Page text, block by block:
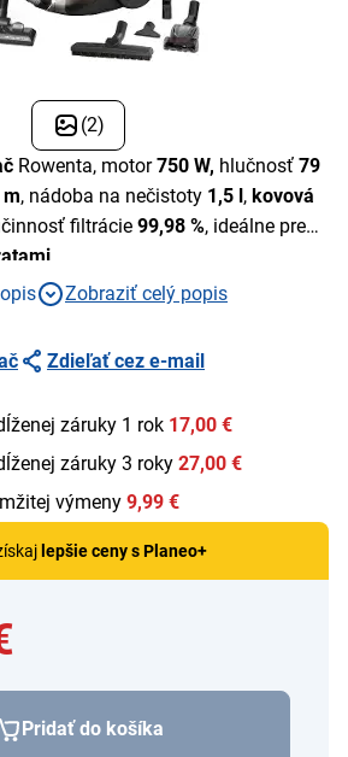
(2)
Rowenta, motor750 W, hlučnosť 79
, nádoba na nečistoty 1,5 l, kovová
filtrácie 99,98 %, ideálne pre
Zobraziť celý popis
Zdieľať cez e-mail
záruky 1 rok 17,00 €
záruky 3 roky 27,00 €
výmeny 9,99 €
lepšie ceny s Planeo+
Pridať do košíka